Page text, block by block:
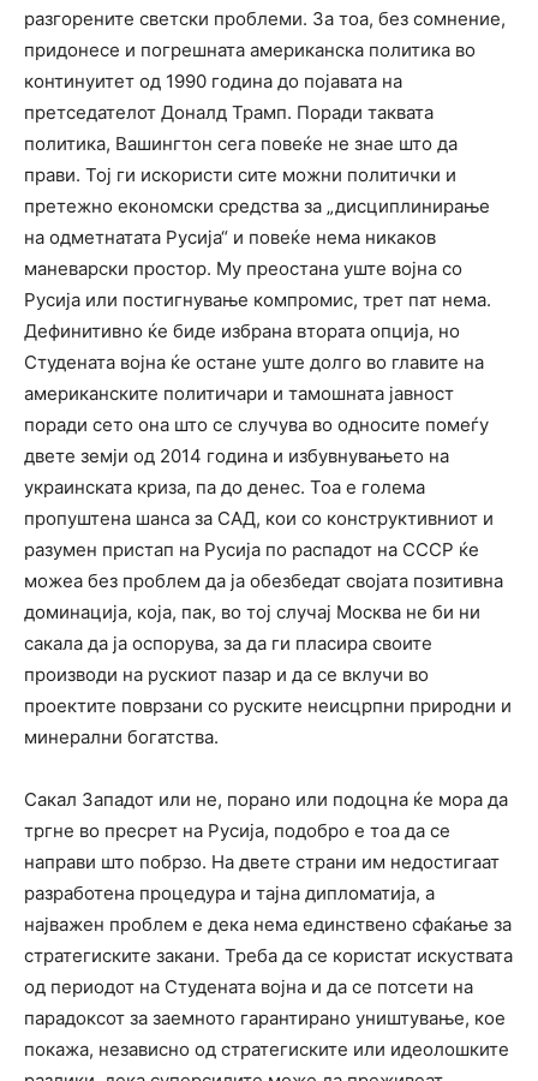
разгорените светски проблеми. За тоа, без сомнение,
придонесе и погрешната американска политика во
континуитет од 1990 година до појавата на
претседателот Доналд Трамп. Поради таквата
политика, Вашингтон сега повеќе не знае што да
прави. Тој ги искористи сите можни политички и
претежно економски средства за „дисциплинирање
на одметнатата Русија“ и повеќе нема никаков
маневарски простор. Му преостана уште војна со
Русија или постигнување компромис, трет пат нема.
Дефинитивно ќе биде избрана втората опција, но
Студената војна ќе остане уште долго во главите на
американските политичари и тамошната јавност
поради сето она што се случува во односите помеѓу
двете земји од 2014 година и избувнувањето на
украинската криза, па до денес. Тоа е голема
пропуштена шанса за САД, кои со конструктивниот и
разумен пристап на Русија по распадот на СССР ќе
можеа без проблем да ја обезбедат својата позитивна
доминација, која, пак, во тој случај Москва не би ни
сакала да ја оспорува, за да ги пласира своите
производи на рускиот пазар и да се вклучи во
проектите поврзани со руските неисцрпни природни и
минерални богатства.
Сакал Западот или не, порано или подоцна ќе мора да
тргне во пресрет на Русија, подобро е тоа да се
направи што побрзо. На двете страни им недостигаат
разработена процедура и тајна дипломатија, а
најважен проблем е дека нема единствено сфаќање за
стратегиските закани. Треба да се користат искуствата
од периодот на Студената војна и да се потсети на
парадоксот за заемното гарантирано уништување, кое
покажа, независно од стратегиските или идеолошките